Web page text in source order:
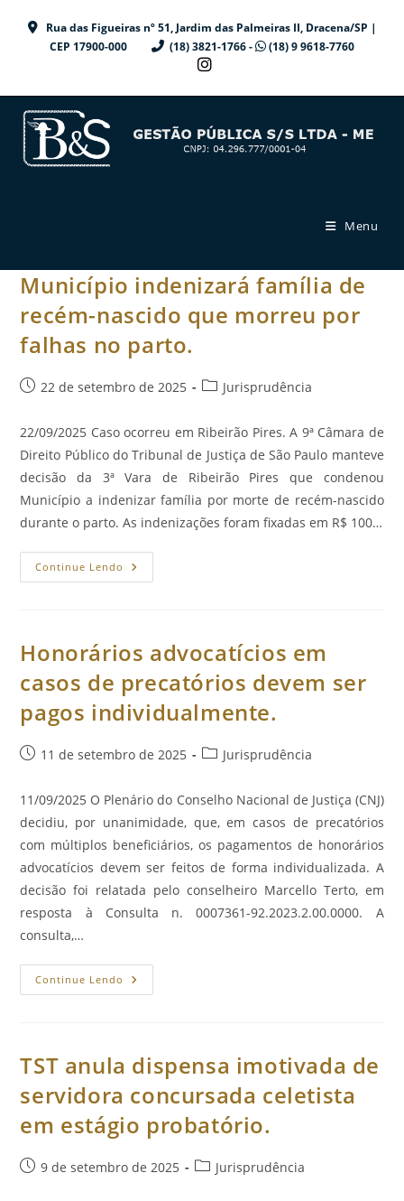
Rua das Figueiras nº 51, Jardim das Palmeiras II, Dracena/SP |
CEP 17900-000
(18) 3821-1766 - (18) 9 9618-7760
Menu
Município indenizará família de
recém-nascido que morreu por
falhas no parto.
Post22 de setembro de 2025
Categoria
post:
Jurisprudência
22/09/2025 Caso ocorreu em Ribeirão Pires. A 9ª Câmara de
Direito Público do Tribunal de Justiça de São Paulo manteve
decisão da 3ª Vara de Ribeirão Pires que condenou
Município a indenizar família por morte de recém-nascido
durante o parto. As indenizações foram fixadas em R$ 100…
Continue Lendo Município
Indenizará
Morreu
Falhas
No
Parto.
Honorários advocatícios em
casos de precatórios devem ser
pagos individualmente.
Post11 de setembro de 2025
Categoria
post:
Jurisprudência
11/09/2025 O Plenário do Conselho Nacional de Justiça (CNJ)
decidiu, por unanimidade, que, em casos de precatórios
com múltiplos beneficiários, os pagamentos de honorários
advocatícios devem ser feitos de forma individualizada. A
decisão foi relatada pelo conselheiro Marcello Terto, em
resposta à Consulta n. 0007361-92.2023.2.00.0000. A
consulta,…
Continue Lendo Honorários
Advocatícios
Devem
Ser
Individualmente.
TST anula dispensa imotivada de
servidora concursada celetista
em estágio probatório.
Post9 de setembro de 2025
Categoria
Jurisprudência